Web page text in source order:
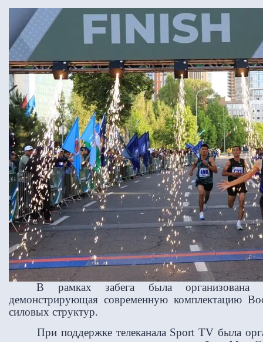
В рамках забега была организована
демонстрирующая современную комплектацию
силовых структур.
При поддержке телеканала Sport TV была